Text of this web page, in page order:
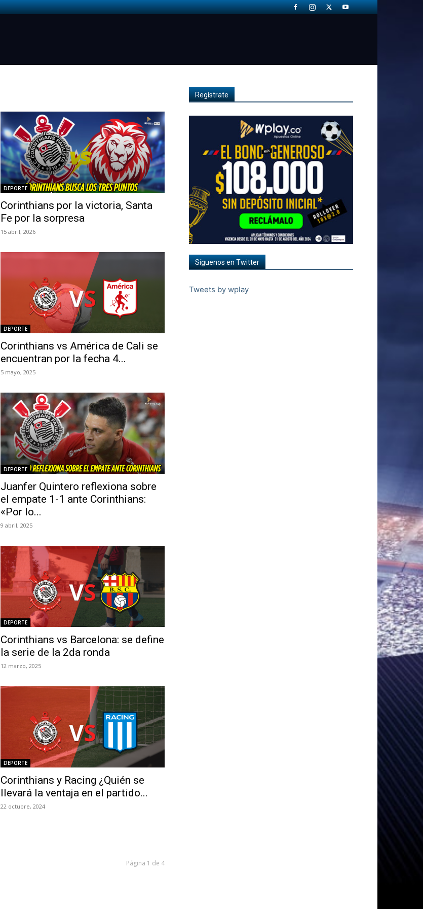
DEPORTE
Corinthians por la victoria, Santa
Fe por la sorpresa
15 abril, 2026
DEPORTE
Corinthians vs América de Cali se
encuentran por la fecha 4...
5 mayo, 2025
DEPORTE
Juanfer Quintero reflexiona sobre
el empate 1-1 ante Corinthians:
«Por lo...
9 abril, 2025
DEPORTE
Corinthians vs Barcelona: se define
la serie de la 2da ronda
12 marzo, 2025
DEPORTE
Corinthians y Racing ¿Quién se
llevará la ventaja en el partido...
22 octubre, 2024
Página 1 de 4
Regístrate
Síguenos en Twitter
Tweets by wplay